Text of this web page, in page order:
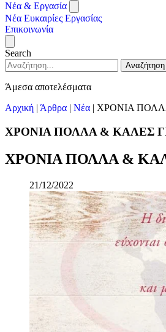
Νέα & Εργασία
Νέα Ευκαιρίες Εργασίας
Επικοινωνία
Search
Αναζήτηση
Άμεσα αποτελέσματα
Αρχική | Άρθρα | Νέα | ΧΡΟΝΙΑ
ΧΡΟΝΙΑ ΠΟΛΛΑ & ΚΑΛΕΣ
ΧΡΟΝΙΑ ΠΟΛΛΑ &
21/12/2022